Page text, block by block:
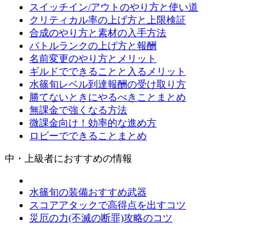
スイッチイン/アウトのやり方と使い道
クリティカル率の上げ方と上限検証
合成のやり方と素材の入手方法
バトルランクの上げ方と報酬
名前変更のやり方とメリット
ギルドでできることと入るメリット
水篠旬レベル到達報酬の受け取り方
勝てないときにやるべきことまとめ
無課金で強くなる方法
微課金向け！効率的な進め方
ロビーでできることまとめ
中・上級者におすすめの情報
水篠旬の装備おすすめ武器
スコアアタックで高得点を出すコツ
災厄の力(不滅の断罪)攻略のコツ